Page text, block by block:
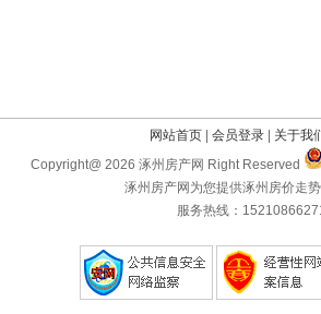
网站首页 会员登录
关于我
Copyright@ 2026 涿州房产网 Right Reserved
涿州房产网为您提供涿州房价走
服务热线：